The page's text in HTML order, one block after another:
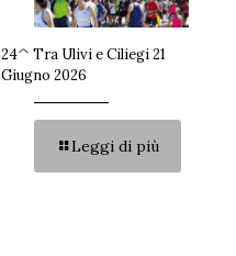
24^ Tra Ulivi e Ciliegi 21
Giugno 2026
Leggi di più